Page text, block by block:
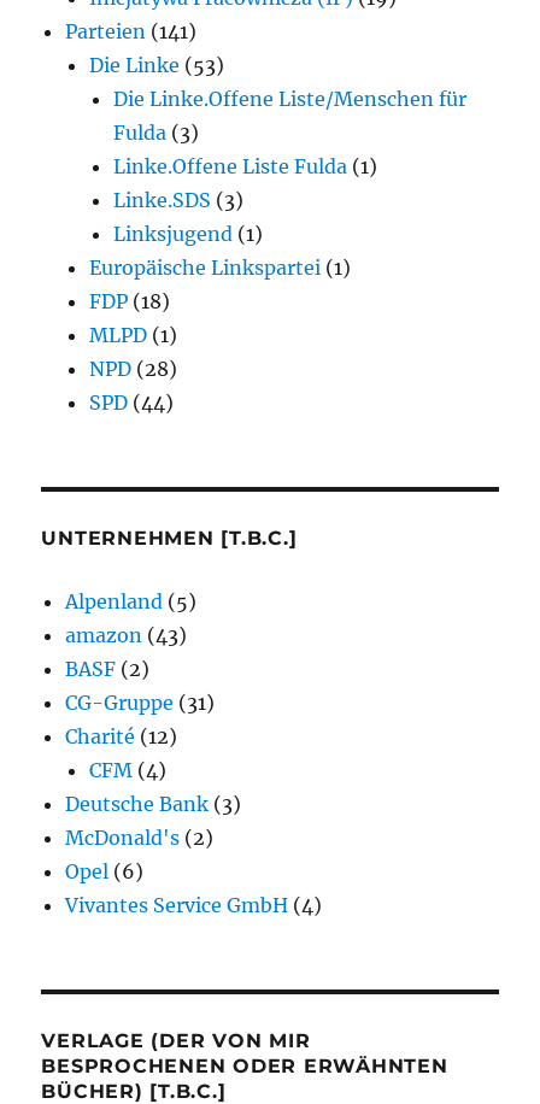
Parteien (141)
Die Linke (53)
Die Linke.Offene Liste/Menschen für
Fulda (3)
Linke.Offene Liste Fulda (1)
Linke.SDS (3)
Linksjugend (1)
Europäische Linkspartei (1)
FDP (18)
MLPD (1)
NPD (28)
SPD (44)
UNTERNEHMEN [T.B.C.]
Alpenland (5)
amazon (43)
BASF (2)
CG-Gruppe (31)
Charité (12)
CFM (4)
Deutsche Bank (3)
McDonald's (2)
Opel (6)
Vivantes Service GmbH (4)
VERLAGE (DER VON MIR
BESPROCHENEN ODER ERWÄHNTEN
BÜCHER) [T.B.C.]